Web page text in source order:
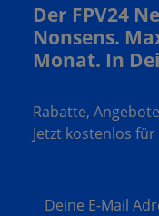
Der FPV24
Nonsens.
Monat. In
Rabatte,
Jetzt kostenlos
Deine E-Mail